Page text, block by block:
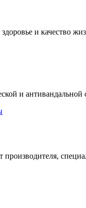
и качество
и антивандальной